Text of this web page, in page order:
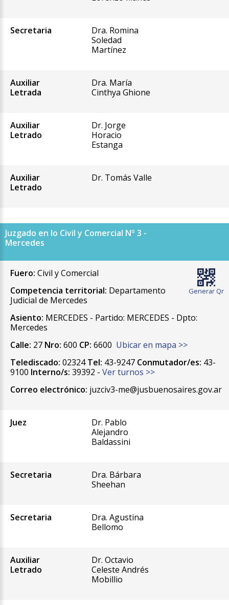
Secretaria
Dra. Romina
Soledad
Martínez
Auxiliar
Letrada
Dra. María
Cinthya Ghione
Auxiliar
Letrado
Dr. Jorge
Horacio
Estanga
Auxiliar
Letrado
Dr. Tomás Valle
Juzgado en lo Civil y Comercial Nº 3 -
Mercedes
Generar Qr
Fuero: Civil y Comercial
Competencia territorial: Departamento
Judicial de Mercedes
Asiento: MERCEDES - Partido: MERCEDES - Dpto:
Mercedes
Calle: 27 Nro: 600 CP: 6600 Ubicar en mapa >>
Telediscado: 02324Tel: 43-9247 Conmutador/es: 43-
9100 Interno/s: 39392 - Ver turnos >>
Correo electrónico: juzciv3-me@jusbuenosaires.gov.ar
Juez
Dr. Pablo
Alejandro
Baldassini
Secretaria
Dra. Bárbara
Sheehan
Secretaria
Dra. Agustina
Bellomo
Auxiliar
Letrado
Dr. Octavio
Celeste Andrés
Mobillio